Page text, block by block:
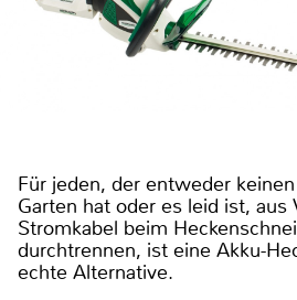
Für jeden, der entweder
Garten hat oder es leid ist, aus
Stromkabel beim
durchtrennen, ist eine Akku-
echte Alternative.